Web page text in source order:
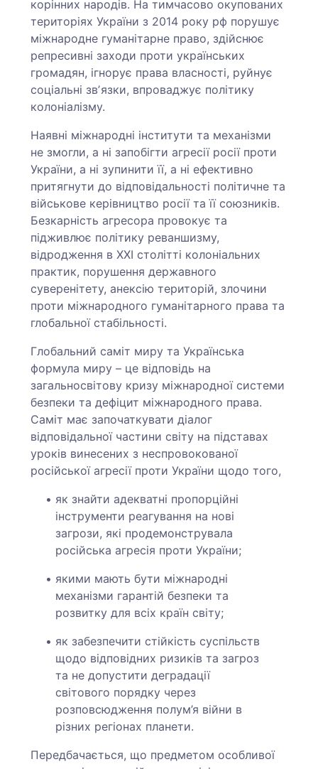
корінних народів. На тимчасово окупованих
територіях України з 2014 року рф порушує
міжнародне гуманітарне право, здійснює
репресивні заходи проти українських
громадян, ігнорує права власності, руйнує
соціальні звʼязки, впроваджує політику
колоніалізму.
Наявні міжнародні інститути та механізми
не змогли, а ні запобігти агресії росії проти
України, а ні зупинити її, а ні ефективно
притягнути до відповідальності політичне та
військове керівництво росії та її союзників.
Безкарність агресора провокує та
підживлює політику реваншизму,
відродження в ХХІ столітті колоніальних
практик, порушення державного
суверенітету, анексію територій, злочини
проти міжнародного гуманітарного права та
глобальної стабільності.
Глобальний саміт миру та Українська
формула миру – це відповідь на
загальносвітову кризу міжнародної системи
безпеки та дефіцит міжнародного права.
Саміт має започаткувати діалог
відповідальної частини світу на підставах
уроків винесених з неспровокованої
російської агресії проти України щодо того,
як знайти адекватні пропорційні
інструменти реагування на нові
загрози, які продемонструвала
російська агресія проти України;
якими мають бути міжнародні
механізми гарантій безпеки та
розвитку для всіх країн світу;
як забезпечити стійкість суспільств
щодо відповідних ризиків та загроз
та не допустити деградації
світового порядку через
розповсюдження полум’я війни в
різних регіонах планети.
Передбачається, що предметом особливої